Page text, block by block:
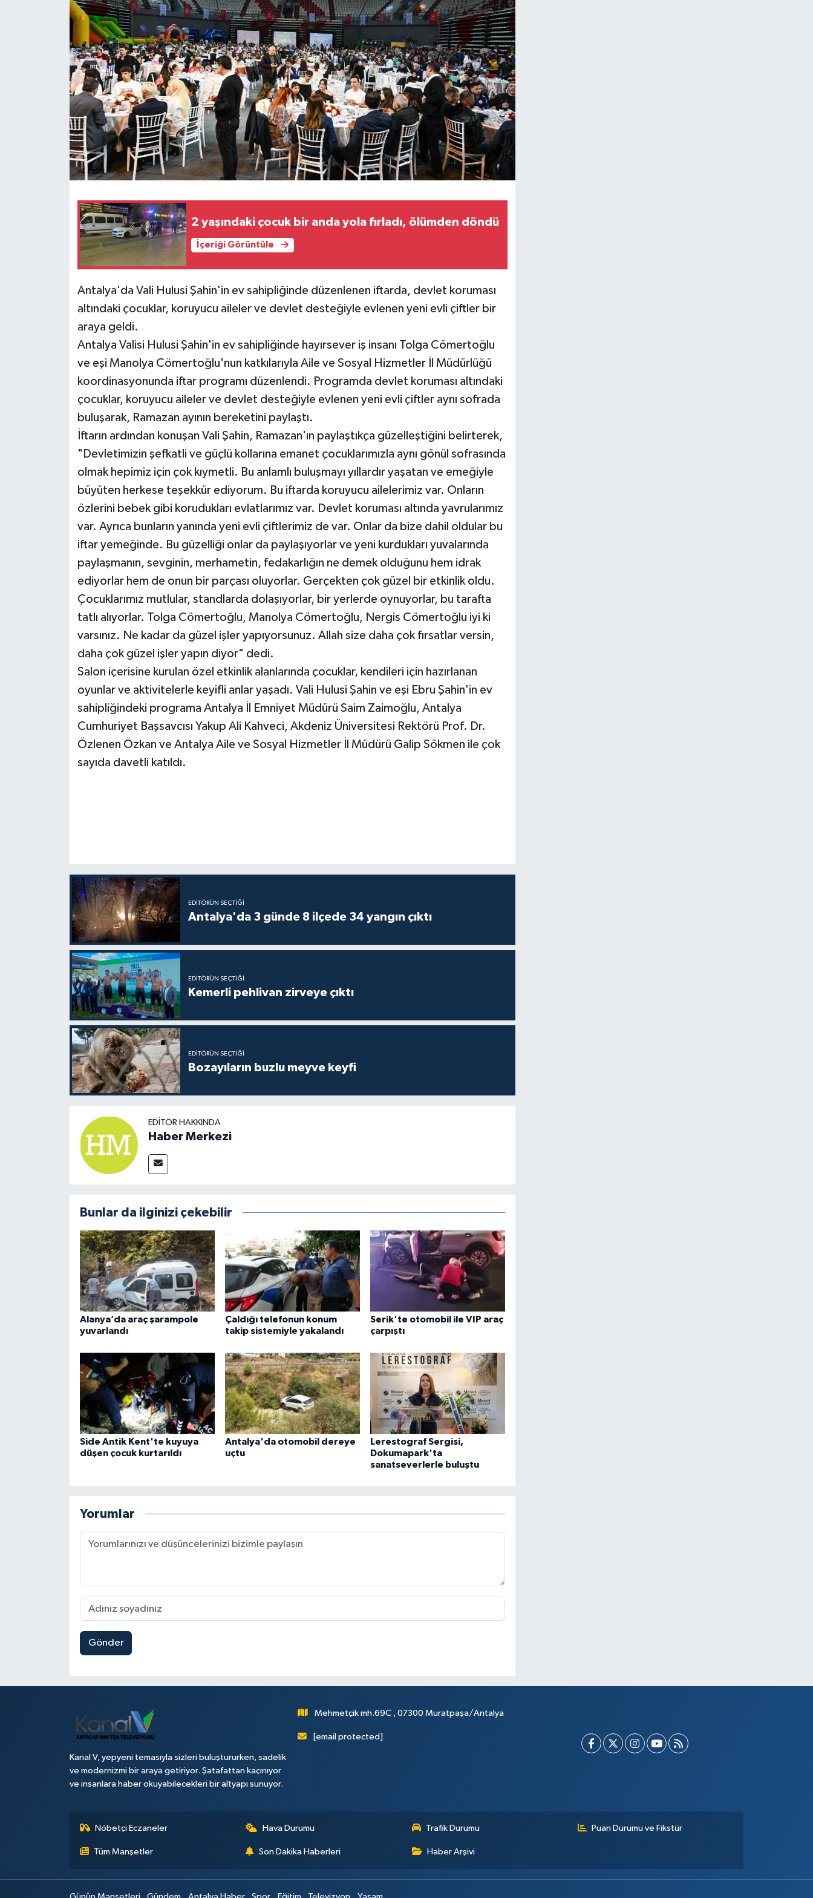
2 yaşındaki çocuk bir anda yola fırladı, ölümden döndü
İçeriği Görüntüle
Antalya'da Vali Hulusi Şahin'in ev sahipliğinde düzenlenen iftarda, devlet koruması
altındaki çocuklar, koruyucu aileler ve devlet desteğiyle evlenen yeni evli çiftler bir
araya geldi.
Antalya Valisi Hulusi Şahin'in ev sahipliğinde hayırsever iş insanı Tolga Cömertoğlu
ve eşi Manolya Cömertoğlu'nun katkılarıyla Aile ve Sosyal Hizmetler İl Müdürlüğü
koordinasyonunda iftar programı düzenlendi. Programda devlet koruması altındaki
çocuklar, koruyucu aileler ve devlet desteğiyle evlenen yeni evli çiftler aynı sofrada
buluşarak, Ramazan ayının bereketini paylaştı.
İftarın ardından konuşan Vali Şahin, Ramazan'ın paylaştıkça güzelleştiğini belirterek,
"Devletimizin şefkatli ve güçlü kollarına emanet çocuklarımızla aynı gönül sofrasında
olmak hepimiz için çok kıymetli. Bu anlamlı buluşmayı yıllardır yaşatan ve emeğiyle
büyüten herkese teşekkür ediyorum. Bu iftarda koruyucu ailelerimiz var. Onların
özlerini bebek gibi korudukları evlatlarımız var. Devlet koruması altında yavrularımız
var. Ayrıca bunların yanında yeni evli çiftlerimiz de var. Onlar da bize dahil oldular bu
iftar yemeğinde. Bu güzelliği onlar da paylaşıyorlar ve yeni kurdukları yuvalarında
paylaşmanın, sevginin, merhametin, fedakarlığın ne demek olduğunu hem idrak
ediyorlar hem de onun bir parçası oluyorlar. Gerçekten çok güzel bir etkinlik oldu.
Çocuklarımız mutlular, standlarda dolaşıyorlar, bir yerlerde oynuyorlar, bu tarafta
tatlı alıyorlar. Tolga Cömertoğlu, Manolya Cömertoğlu, Nergis Cömertoğlu iyi ki
varsınız. Ne kadar da güzel işler yapıyorsunuz. Allah size daha çok fırsatlar versin,
daha çok güzel işler yapın diyor" dedi.
Salon içerisine kurulan özel etkinlik alanlarında çocuklar, kendileri için hazırlanan
oyunlar ve aktivitelerle keyifli anlar yaşadı. Vali Hulusi Şahin ve eşi Ebru Şahin'in ev
sahipliğindeki programa Antalya İl Emniyet Müdürü Saim Zaimoğlu, Antalya
Cumhuriyet Başsavcısı Yakup Ali Kahveci, Akdeniz Üniversitesi Rektörü Prof. Dr.
Özlenen Özkan ve Antalya Aile ve Sosyal Hizmetler İl Müdürü Galip Sökmen ile çok
sayıda davetli katıldı.
EDITÖRÜN SEÇTIĞI
Antalya'da 3 günde 8 ilçede 34 yangın çıktı
EDITÖRÜN SEÇTIĞI
Kemerli pehlivan zirveye çıktı
EDITÖRÜN SEÇTIĞI
Bozayıların buzlu meyve keyfi
EDITÖR HAKKINDA
Haber Merkezi
Bunlar da ilginizi çekebilir
Alanya’da araç şarampole
yuvarlandı
Çaldığı telefonun konum
takip sistemiyle yakalandı
Serik'te otomobil ile VIP araç
çarpıştı
Side Antik Kent'te kuyuya
düşen çocuk kurtarıldı
Antalya'da otomobil dereye
uçtu
Lerestograf Sergisi,
Dokumapark'ta
sanatseverlerle buluştu
Yorumlar
Gönder
Kanal V, yepyeni temasıyla sizleri buluştururken, sadelik
ve modernizmi bir araya getiriyor. Şatafattan kaçınıyor
ve insanlara haber okuyabilecekleri bir altyapı sunuyor.
Mehmetçik mh.69C , 07300 Muratpaşa/Antalya
[email protected]
Nöbetçi Eczaneler Hava Durumu Trafik Durumu Puan Durumu ve Fikstür
Tüm Manşetler Son Dakika Haberleri Haber Arşivi
Haberler
KANALV Spor
Kültür Sanat
Magazin
Öğle Bülteni
Sosyal medya
Televizyon